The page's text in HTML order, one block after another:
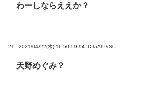
わーしならええか？
21 : 2021/04/22(木) 16:50:59.94 ID:taAtP/rS0
天野めぐみ？